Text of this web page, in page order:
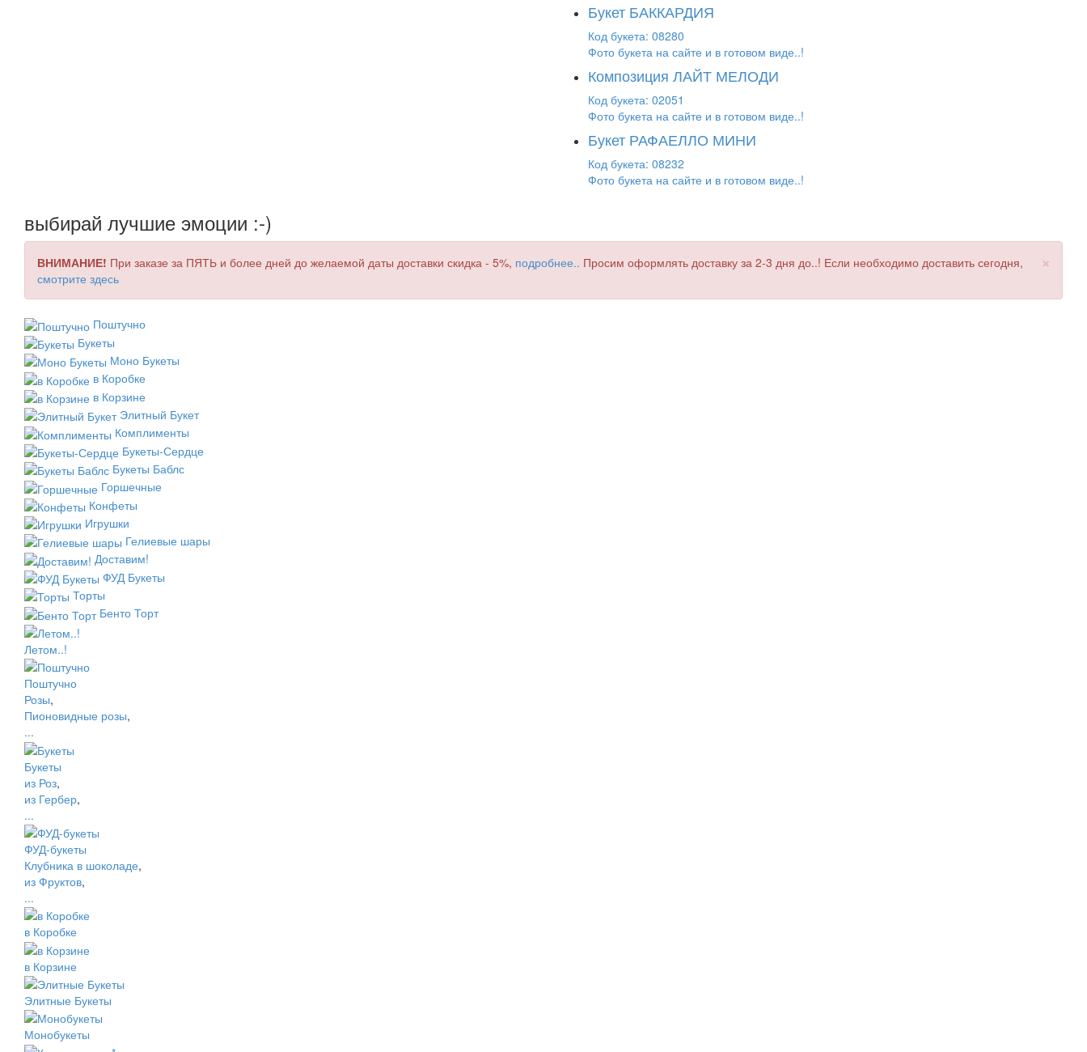
Букет БАККАРДИЯ
Код букета: 08280
Фото букета на сайте и в готовом виде..!
Композиция ЛАЙТ МЕЛОДИ
Код букета: 02051
Фото букета на сайте и в готовом виде..!
Букет РАФАЕЛЛО МИНИ
Код букета: 08232
Фото букета на сайте и в готовом виде..!
выбирай лучшие эмоции :-)
×
ВНИМАНИЕ! При заказе за ПЯТЬ и более дней до желаемой даты доставки скидка - 5%, подробнее.. Просим оформлять доставку за 2-3 дня до..! Если необходимо доставить сегодня,
смотрите здесь
Поштучно
Букеты
Моно Букеты
в Коробке
в Корзине
Элитный Букет
Комплименты
Букеты-Сердце
Букеты Баблс
Горшечные
Конфеты
Игрушки
Гелиевые шары
Доставим!
ФУД Букеты
Торты
Бенто Торт
Летом..!
Поштучно
Розы,
Пионовидные розы,
...
Букеты
из Роз,
из Гербер,
...
ФУД-букеты
Клубника в шоколаде,
из Фруктов,
...
в Коробке
в Корзине
Элитные Букеты
Монобукеты